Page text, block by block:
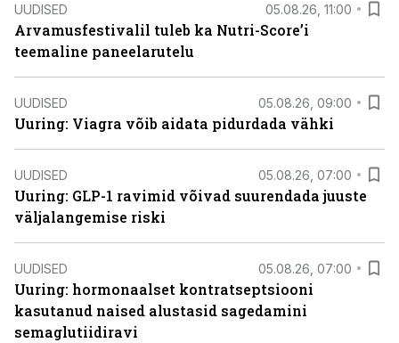
UUDISED 05.08.26, 11:00
Arvamusfestivalil tuleb ka Nutri-Score’i
teemaline paneelarutelu
UUDISED 05.08.26, 09:00
Uuring: Viagra võib aidata pidurdada vähki
UUDISED 05.08.26, 07:00
Uuring: GLP-1 ravimid võivad suurendada juuste
väljalangemise riski
UUDISED 05.08.26, 07:00
Uuring: hormonaalset kontratseptsiooni
kasutanud naised alustasid sagedamini
semaglutiidiravi